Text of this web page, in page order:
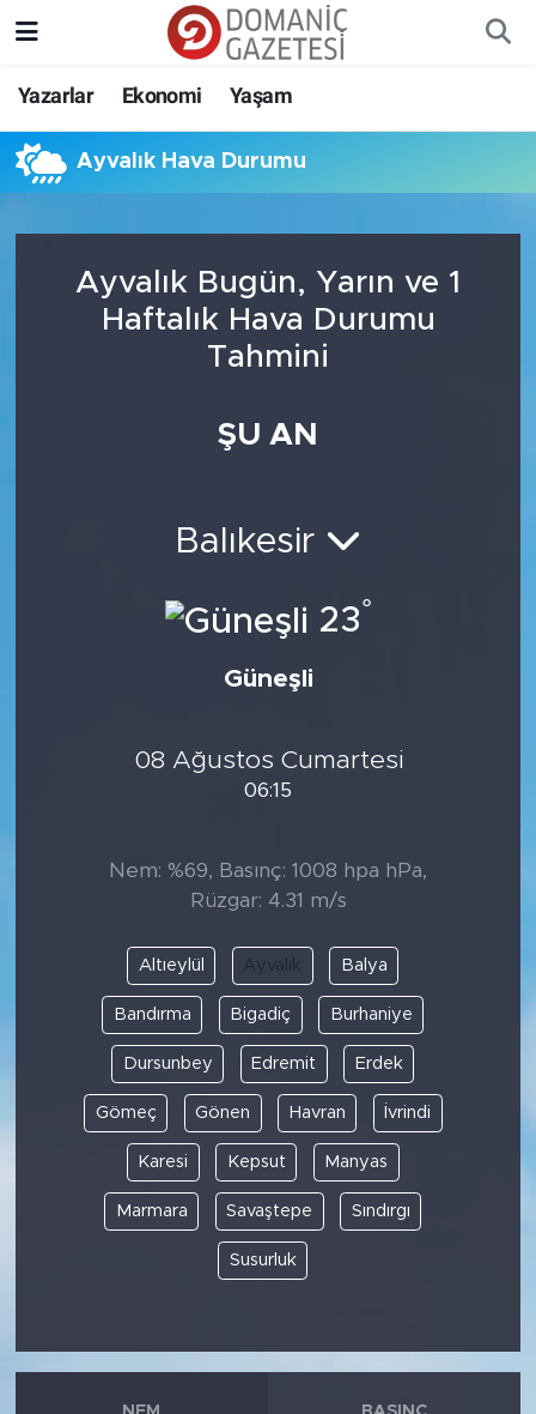
Yazarlar Ekonomi Yaşam
Ayvalık Hava Durumu
Ayvalık Bugün, Yarın ve 1
Haftalık Hava Durumu
Tahmini
ŞU AN
Balıkesir
23°
Güneşli
08 Ağustos Cumartesi
06:15
Nem: %69, Basınç: 1008 hpa hPa,
Rüzgar: 4.31 m/s
Altıeylül Ayvalık Balya
Bandırma Bigadiç Burhaniye
Dursunbey Edremit Erdek
Gömeç Gönen Havran İvrindi
Karesi Kepsut Manyas
Marmara Savaştepe Sındırgı
Susurluk